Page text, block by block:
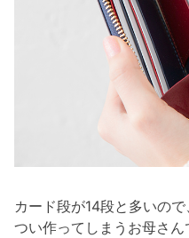
カード段が14段と多いの
つい作ってしまうお母さん